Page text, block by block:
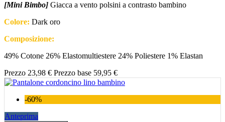
[Mini Bimbo] Giacca a vento polsini a contrasto bambino
Colore: Dark oro
Composizione:
49% Cotone 26% Elastomultiestere 24% Poliestere 1% Elastan
Prezzo 23,98 € Prezzo base 59,95 €
-60%
Anteprima